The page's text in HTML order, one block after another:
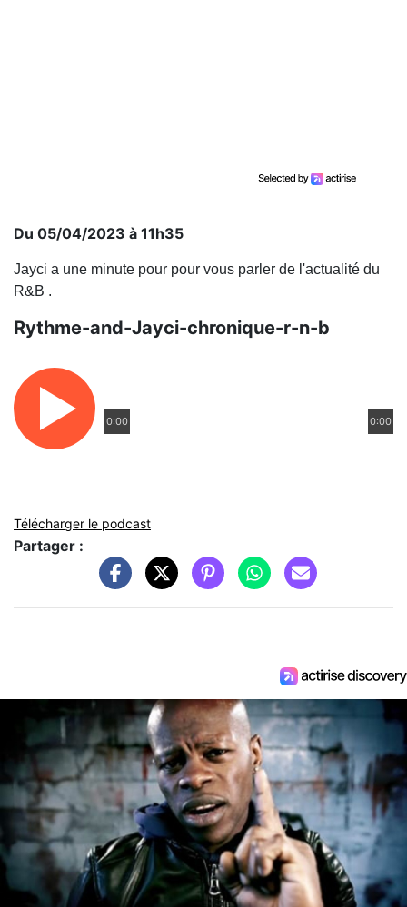
Du 05/04/2023 à 11h35
Jayci a une minute pour pour vous parler de l'actualité du
R&B .
Rythme-and-Jayci-chronique-r-n-b
0:00 0:00
Télécharger le podcast
Partager :